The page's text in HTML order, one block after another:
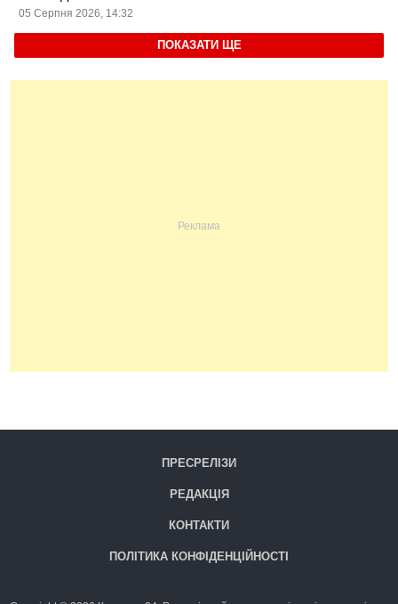
05 Серпня 2026, 14:32
ПОКАЗАТИ ЩЕ
ПРЕСРЕЛІЗИ
РЕДАКЦІЯ
КОНТАКТИ
ПОЛІТИКА КОНФІДЕНЦІЙНОСТІ